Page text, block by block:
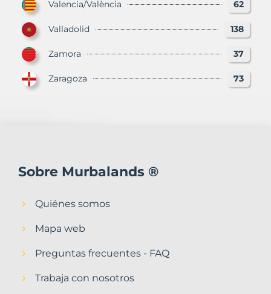
Valencia/València 62
Valladolid 138
Zamora 37
Zaragoza 73
Sobre Murbalands ®
Quiénes somos
Mapa web
Preguntas frecuentes - FAQ
Trabaja con nosotros